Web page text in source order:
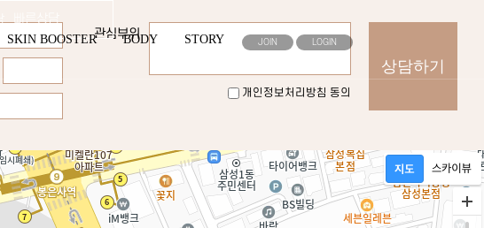
SKIN BOOSTER BODY STORY JOIN LOGIN
빠른상담
관심부위
개인정보처리방침 동의